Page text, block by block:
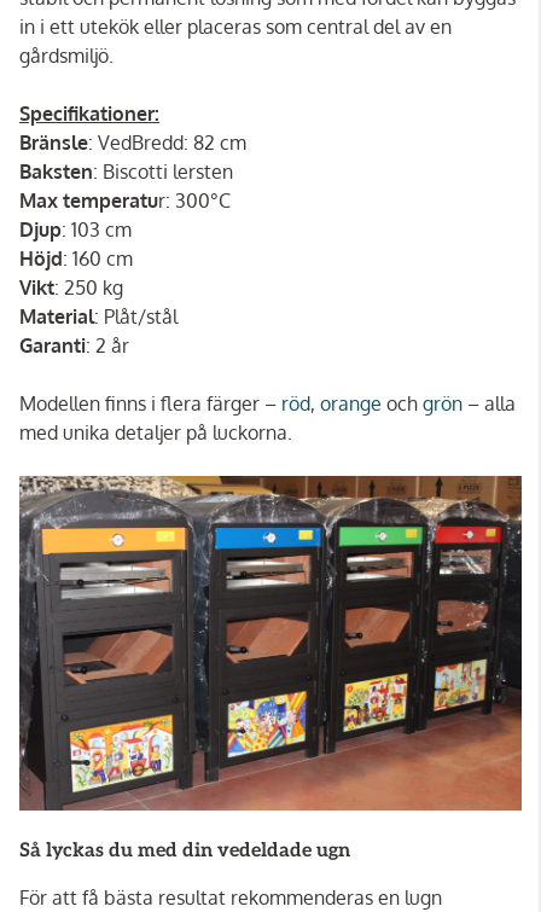
in i ett utekök eller placeras som central del av en
gårdsmiljö.
Specifikationer:
Bränsle: VedBredd: 82 cm
Baksten: Biscotti lersten
Max temperatur: 300°C
Djup: 103 cm
Höjd: 160 cm
Vikt: 250 kg
Material: Plåt/stål
Garanti: 2 år
Modellen finns i flera färger – röd, orange och grön – alla
med unika detaljer på luckorna.
Så lyckas du med din vedeldade ugn
För att få bästa resultat rekommenderas en lugn